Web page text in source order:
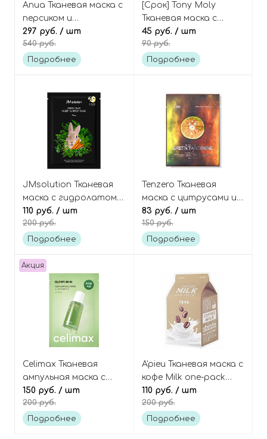
Anua Тканевая маска с
персиком и
ниацинамидом для
сияния кожи, Peach
70% Niacin Serum Mask
297 руб. / шт
540 руб.
Подробнее
[Срок] Tony Moly
Тканевая маска с
экстрактом томата,
Fresh To Go Tomato
Mask Sheet
45 руб. / шт
90 руб.
Подробнее
JMsolution Тканевая
маска с гидролатом
моркови и травами
Green Dear Rabbit
Carrot Mask
110 руб. / шт
200 руб.
Подробнее
Tenzero Тканевая
маска с цитрусами и
витамином С, Glow
Ampoule Green
Tangerine Mask
83 руб. / шт
150 руб.
Подробнее
Акция
Celimax Тканевая
ампульная маска с
экстрактом нони и
церамидами, The real
noni energy ampoule
150 руб. / шт
200 руб.
Подробнее
A'pieu Тканевая маска с
кофе Milk one-pack
coffee
110 руб. / шт
200 руб.
Подробнее